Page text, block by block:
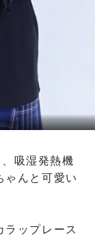
吸湿発熱機
ゃんと可愛い
ラップレース